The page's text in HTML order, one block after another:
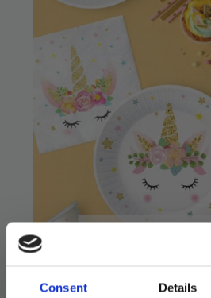
Consent Details